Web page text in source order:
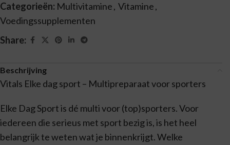
Categorieën: Multivitamine, Vitamine,
Voedingssupplementen
Share:
Beschrijving
Vitals Elke dag sport – Multipreparaat voor sporters
Elke Dag Sport is dé multi voor (top)sporters. Voor
iedereen die serieus met sport bezig is, is het heel
belangrijk te weten wat je binnenkrijgt. Welke